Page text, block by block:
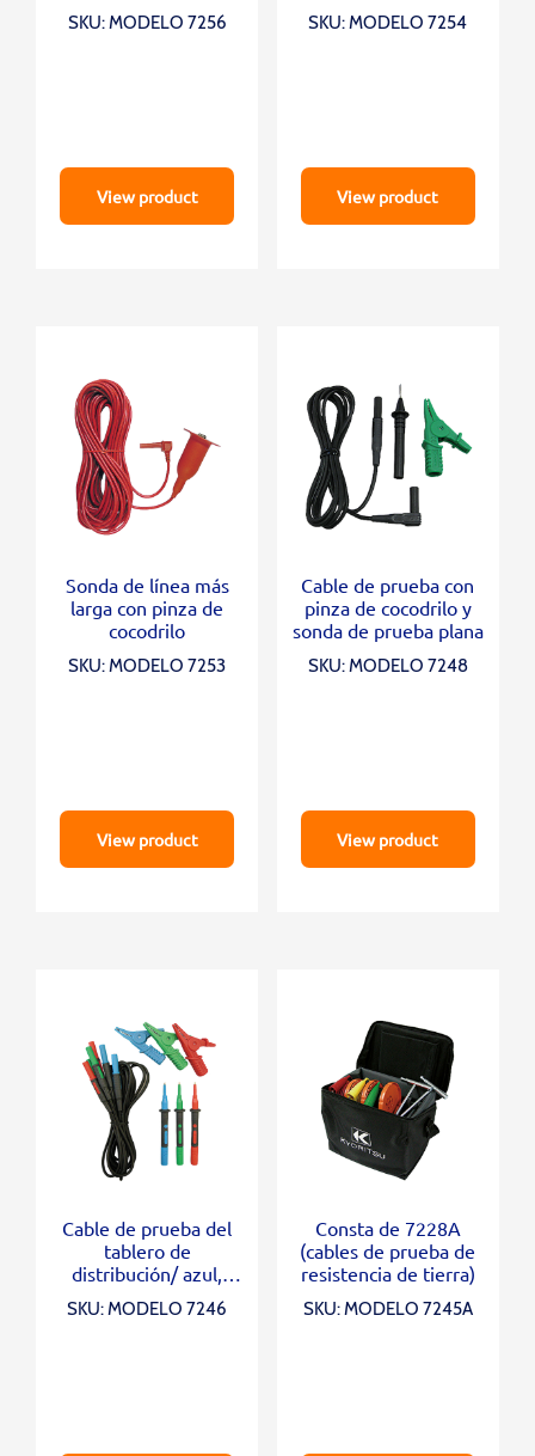
SKU: MODELO 7256
View product
SKU: MODELO 7254
View product
Sonda de línea más
larga con pinza de
cocodrilo
SKU: MODELO 7253
View product
Cable de prueba con
pinza de cocodrilo y
sonda de prueba plana
SKU: MODELO 7248
View product
Cable de prueba del
tablero de
distribución/ azul,
SKU: MODELO 7246
Consta de 7228A
(cables de prueba de
resistencia de tierra)
SKU: MODELO 7245A